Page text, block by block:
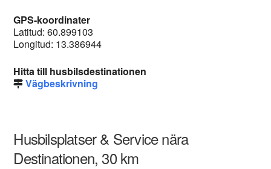
GPS-koordinater
Latitud: 60.899103
Longitud: 13.386944
Hitta till husbilsdestinationen
Vägbeskrivning
Husbilsplatser & Service nära
Destinationen, 30 km